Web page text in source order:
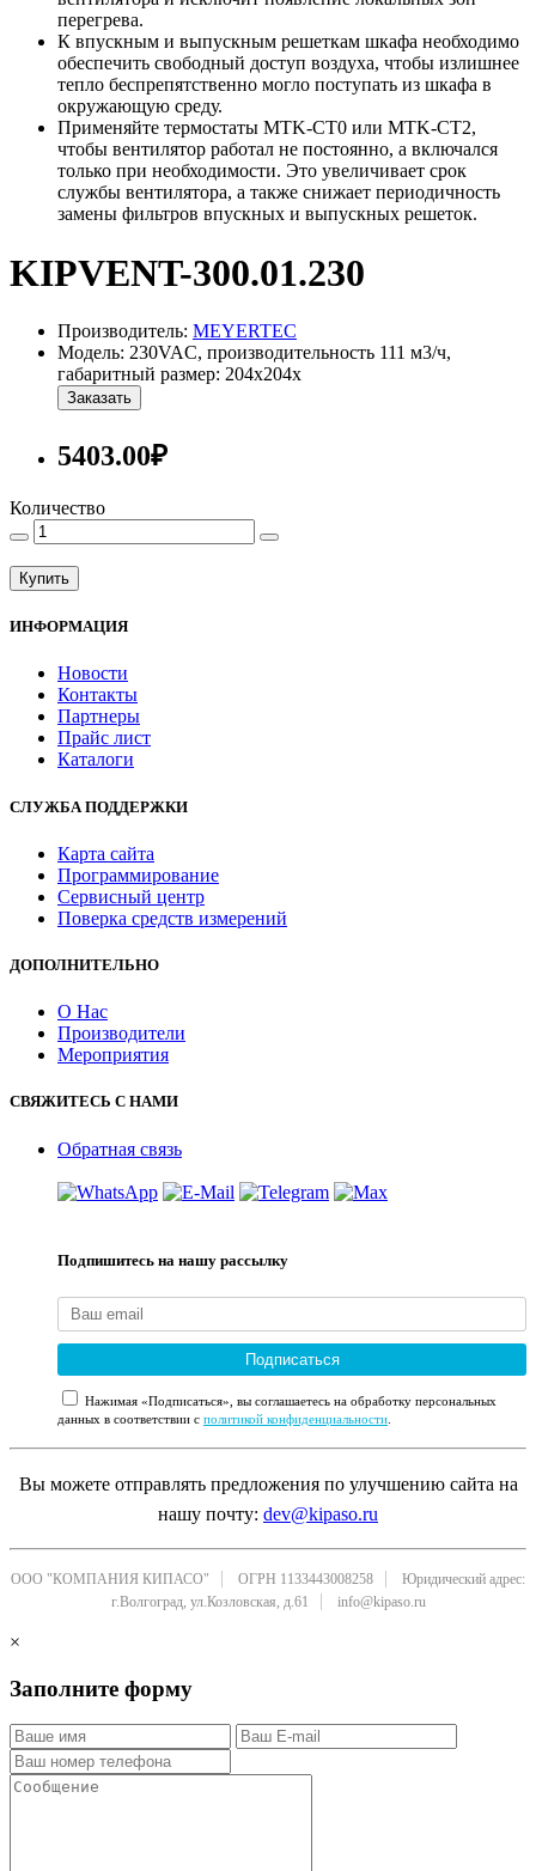
перегрева.
К впускным и выпускным решеткам шкафа необходимо
обеспечить свободный доступ воздуха, чтобы излишнее
тепло беспрепятственно могло поступать из шкафа в
окружающую среду.
Применяйте термостаты MTK-CT0 или MTK-CT2,
чтобы вентилятор работал не постоянно, а включался
только при необходимости. Это увеличивает срок
службы вентилятора, а также снижает периодичность
замены фильтров впускных и выпускных решеток.
KIPVENT-300.01.230
Производитель: MEYERTEC
Модель: 230VAC, производительность 111 м3/ч,
габаритный размер: 204х204х
Заказать
5403.00₽
Количество
Купить
ИНФОРМАЦИЯ
Новости
Контакты
Партнеры
Прайс лист
Каталоги
СЛУЖБА ПОДДЕРЖКИ
Карта сайта
Программирование
Сервисный центр
Поверка средств измерений
ДОПОЛНИТЕЛЬНО
О Нас
Производители
Мероприятия
СВЯЖИТЕСЬ С НАМИ
Обратная связь
Подпишитесь на нашу рассылку
Подписаться
Нажимая «Подписаться», вы соглашаетесь на обработку персональных
данных в соответствии с политикой конфиденциальности
Вы можете отправлять предложения по улучшению сайта на
нашу почту: dev@kipaso.ru
ООО "КОМПАНИЯ КИПАСО" ОГРН 1133443008258
Юридический адрес:
г.Волгоград, ул.Козловская, д.61
info@kipaso.ru
×
Заполните форму